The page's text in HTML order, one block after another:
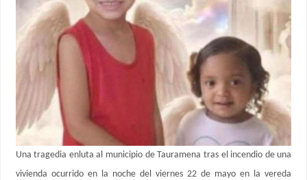
Una tragedia enluta al municipio de Tauramena tras el incendio de una
vivienda ocurrido en la noche del viernes 22 de mayo en la vereda